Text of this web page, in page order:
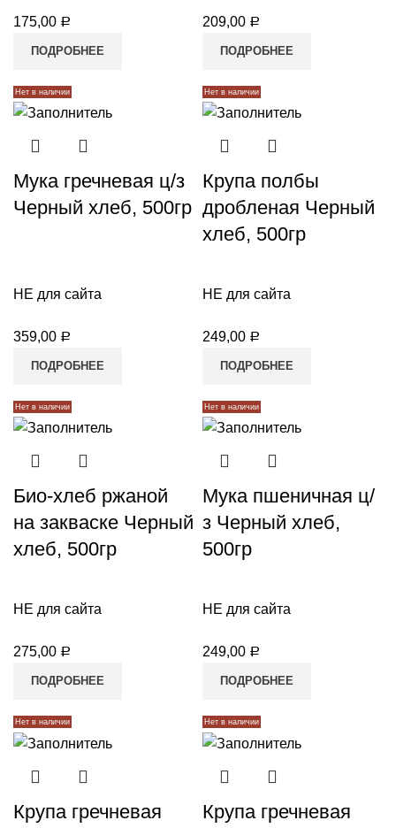
175,00 Р
ПОДРОБНЕЕ
209,00 Р
ПОДРОБНЕЕ
Нет в наличии
Мука гречневая ц/з
Черный хлеб, 500гр
НЕ для сайта
359,00 Р
ПОДРОБНЕЕ
Нет в наличии
Крупа полбы
дробленая Черный
хлеб, 500гр
НЕ для сайта
249,00 Р
ПОДРОБНЕЕ
Нет в наличии
Био-хлеб ржаной
на закваске Черный
хлеб, 500гр
НЕ для сайта
275,00 Р
ПОДРОБНЕЕ
Нет в наличии
Мука пшеничная ц/
з Черный хлеб,
500гр
НЕ для сайта
249,00 Р
ПОДРОБНЕЕ
Нет в наличии
Крупа гречневая
Нет в наличии
Крупа гречневая